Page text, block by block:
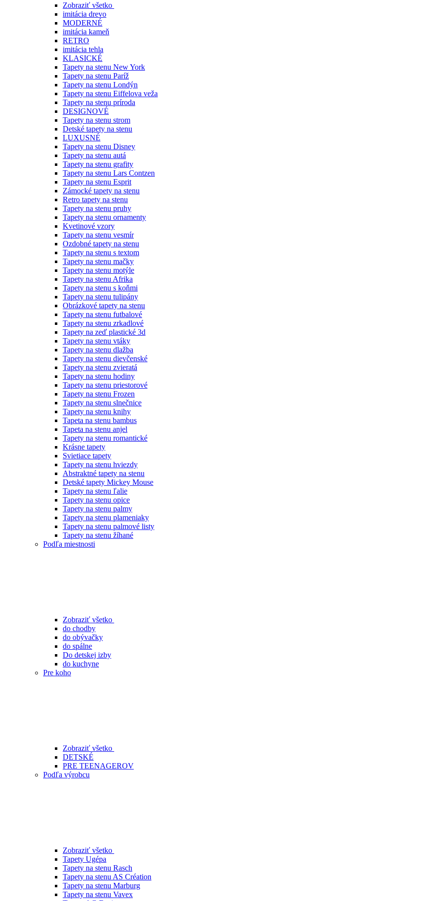
Zobraziť všetko
imitácia drevo
MODERNÉ
imitácia kameň
RETRO
imitácia tehla
KLASICKÉ
Tapety na stenu New York
Tapety na stenu Paríž
Tapety na stenu Londýn
Tapety na stenu Eiffelova veža
Tapety na stenu príroda
DESIGNOVÉ
Tapety na stenu strom
Detské tapety na stenu
LUXUSNÉ
Tapety na stenu Disney
Tapety na stenu autá
Tapety na stenu grafity
Tapety na stenu Lars Contzen
Tapety na stenu Esprit
Zámocké tapety na stenu
Retro tapety na stenu
Tapety na stenu pruhy
Tapety na stenu ornamenty
Kvetinové vzory
Tapety na stenu vesmír
Ozdobné tapety na stenu
Tapety na stenu s textom
Tapety na stenu mačky
Tapety na stenu motýle
Tapety na stenu Afrika
Tapety na stenu s koňmi
Tapety na stenu tulipány
Obrázkové tapety na stenu
Tapety na stenu futbalové
Tapety na stenu zrkadlové
Tapety na zeď plastické 3d
Tapety na stenu vtáky
Tapety na stenu dlažba
Tapety na stenu dievčenské
Tapety na stenu zvieratá
Tapety na stenu hodiny
Tapety na stenu priestorové
Tapety na stenu Frozen
Tapety na stenu slnečnice
Tapety na stenu knihy
Tapeta na stenu bambus
Tapeta na stenu anjel
Tapety na stenu romantické
Krásne tapety
Svietiace tapety
Tapety na stenu hviezdy
Abstraktné tapety na stenu
Detské tapety Mickey Mouse
Tapety na stenu ľalie
Tapety na stenu opice
Tapety na stenu palmy
Tapety na stenu plameniaky
Tapety na stenu palmové listy
Tapety na stenu žíhané
Podľa miestnosti
Zobraziť všetko
do chodby
do obývačky
do spálne
Do detskej izby
do kuchyne
Pre koho
Zobraziť všetko
DETSKÉ
PRE TEENAGEROV
Podľa výrobcu
Zobraziť všetko
Tapety Ugépa
Tapety na stenu Rasch
Tapety na stenu AS Création
Tapety na stenu Marburg
Tapety na stenu Vavex